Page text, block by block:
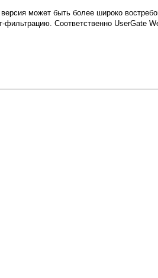
может быть более широко
фильтрацию. Соответственно UserGate